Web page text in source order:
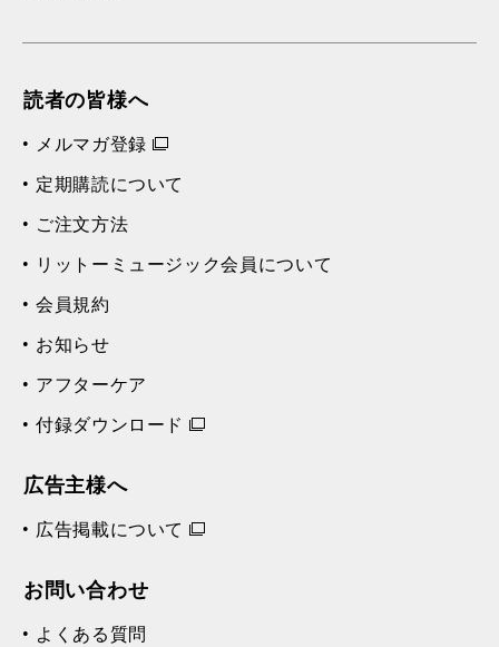
読者の皆様へ
メルマガ登録
定期購読について
ご注文方法
リットーミュージック会員について
会員規約
お知らせ
アフターケア
付録ダウンロード
広告主様へ
広告掲載について
お問い合わせ
よくある質問